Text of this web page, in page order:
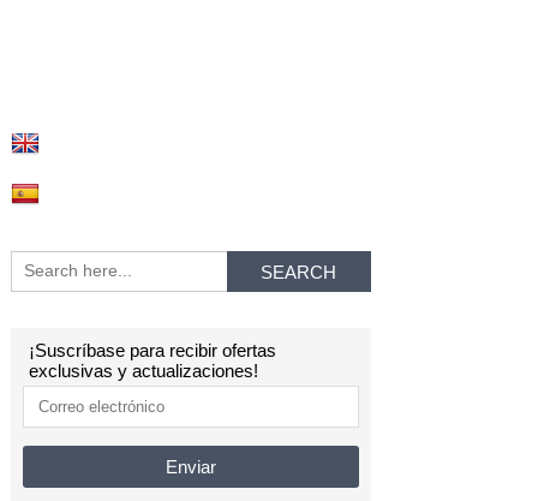
¡Suscríbase para recibir ofertas
exclusivas y actualizaciones!